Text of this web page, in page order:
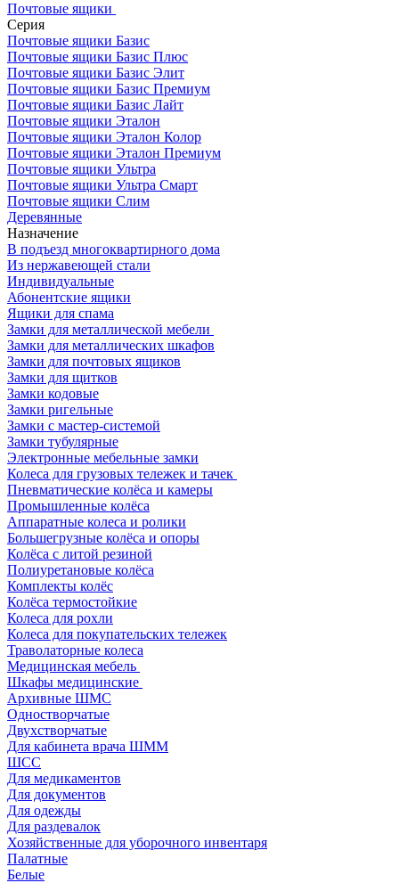
Почтовые ящики
Серия
Почтовые ящики Базис
Почтовые ящики Базис Плюс
Почтовые ящики Базис Элит
Почтовые ящики Базис Премиум
Почтовые ящики Базис Лайт
Почтовые ящики Эталон
Почтовые ящики Эталон Колор
Почтовые ящики Эталон Премиум
Почтовые ящики Ультра
Почтовые ящики Ультра Смарт
Почтовые ящики Слим
Деревянные
Назначение
В подъезд многоквартирного дома
Из нержавеющей стали
Индивидуальные
Абонентские ящики
Ящики для спама
Замки для металлической мебели
Замки для металлических шкафов
Замки для почтовых ящиков
Замки для щитков
Замки кодовые
Замки ригельные
Замки с мастер-системой
Замки тубулярные
Электронные мебельные замки
Колеса для грузовых тележек и тачек
Пневматические колёса и камеры
Промышленные колёса
Аппаратные колеса и ролики
Большегрузные колёса и опоры
Колёса с литой резиной
Полиуретановые колёса
Комплекты колёс
Колёса термостойкие
Колеса для рохли
Колеса для покупательских тележек
Траволаторные колеса
Медицинская мебель
Шкафы медицинские
Архивные ШМС
Одностворчатые
Двухстворчатые
Для кабинета врача ШММ
ШСС
Для медикаментов
Для документов
Для одежды
Для раздевалок
Хозяйственные для уборочного инвентаря
Палатные
Белые